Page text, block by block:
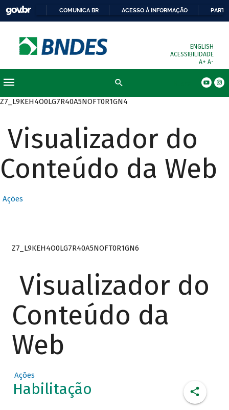
COMUNICA BR ACESSO À INFORMAÇÃO
ENGLISH
ACESSIBILIDADE
A+ A-
Z7_L9KEH4O0LG7R40A5NOFT0R1GN4
Visualizador do
Conteúdo da Web
Ações
Z7_L9KEH4O0LG7R40A5NOFT0R1GN6
Visualizador do
Conteúdo da
Web
Ações
Habilitação